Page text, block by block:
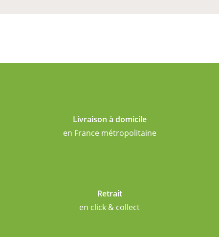
Livraison à domicile
en France métropolitaine
Retrait
en click & collect